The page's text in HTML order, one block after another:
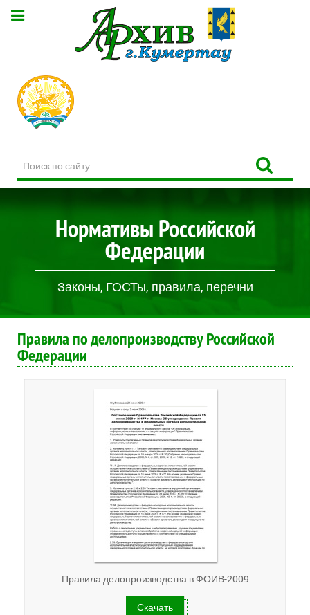
по
сайту
Нормативы Российской
Федерации
Законы, ГОСТы, правила, перечни
Правила по делопроизводству Российской
Федерации
Правила делопроизводства в ФОИВ-2009
Скачать